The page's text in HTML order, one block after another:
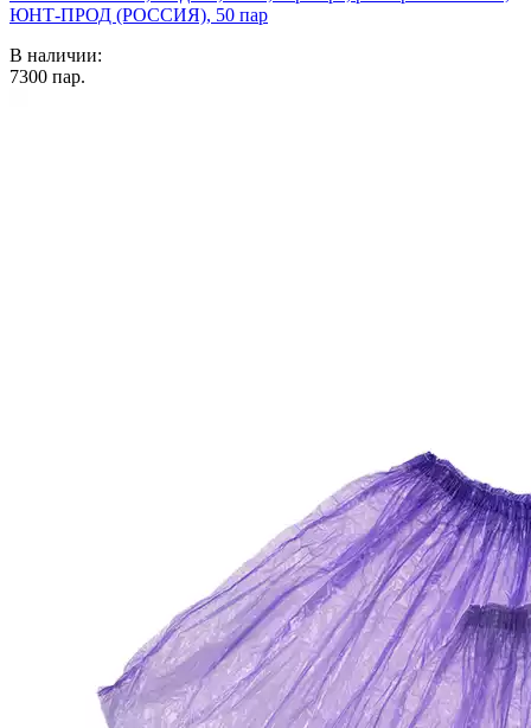
ЮНТ-ПРОД (РОССИЯ), 50 пар
В наличии:
7300 пар.